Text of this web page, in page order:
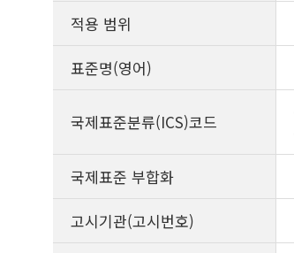
적용 범위
표준명(영어)
국제표준분류(ICS)코드
국제표준 부합화
고시기관(고시번호)